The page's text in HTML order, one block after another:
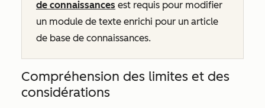
de connaissances est requis pour modifier
un module de texte enrichi pour un article
de base de connaissances.
Compréhension des limites et des
considérations